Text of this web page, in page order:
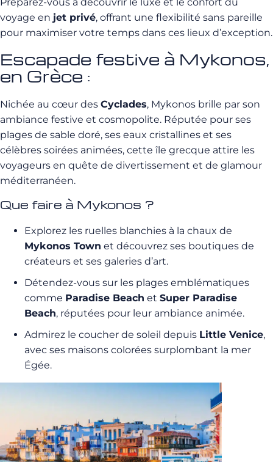
voyage en jet privé, offrant une flexibilité sans pareille
pour maximiser votre temps dans ces lieux d’exception.
Escapade festive à Mykonos,
en Grèce :
Nichée au cœur des Cyclades, Mykonos brille par son
ambiance festive et cosmopolite. Réputée pour ses
plages de sable doré, ses eaux cristallines et ses
célèbres soirées animées, cette île grecque attire les
voyageurs en quête de divertissement et de glamour
méditerranéen.
Que faire à Mykonos ?
Explorez les ruelles blanchies à la chaux de
Mykonos Town et découvrez ses boutiques de
créateurs et ses galeries d’art.
Détendez-vous sur les plages emblématiques
comme Paradise Beach et Super Paradise
Beach, réputées pour leur ambiance animée.
Admirez le coucher de soleil depuis Little Venice,
avec ses maisons colorées surplombant la mer
Égée.